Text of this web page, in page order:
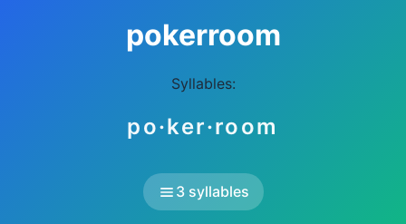
pokerroom
Syllables:
po·ker·room
3 syllables